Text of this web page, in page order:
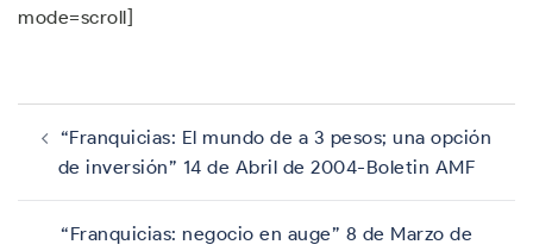
mode=scroll]
Navegación
de
entradas
“Franquicias: El mundo de a 3 pesos; una opción
de inversión” 14 de Abril de 2004-Boletin AMF
“Franquicias: negocio en auge” 8 de Marzo de